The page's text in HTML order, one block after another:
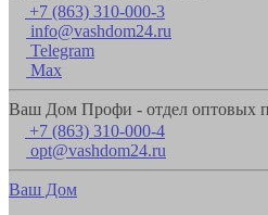
+7 (863) 310-000-3
info@vashdom24.ru
Telegram
Max
Ваш Дом Профи - отдел оптовых
+7 (863) 310-000-4
opt@vashdom24.ru
Ваш Дом